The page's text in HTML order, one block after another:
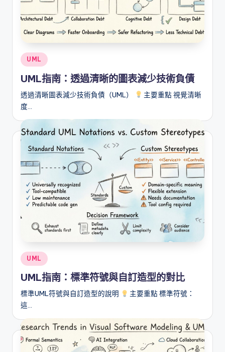
Posted
in
UML
UML指南：透過清晰的圖表減少技術負債
透過清晰圖表減少技術負債（UML）
主要重點 視覺清晰
度…
Posted
in
UML
UML指南：標準符號與自訂造型的對比
標準UML符號與自訂造型的說明
主要重點 標準符號：
這…